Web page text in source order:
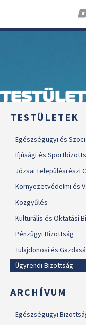
TESTÜLETEK
Egészségügyi és
Ifjúsági és
Józsai Településrészi
Környezetvédelmi és
Közgyűlés
Kulturális és Oktatási
Pénzügyi Bizottság
Tulajdonosi és
Ügyrendi Bizottság
ARCHÍVUM
Egészségügyi